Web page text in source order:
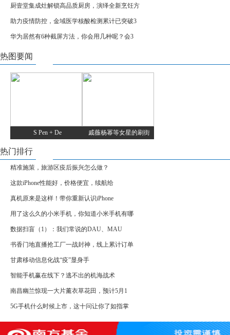
厨壹堂集成灶解锁高品质厨房，演绎全新烹饪方
助力疫情防控，金域医学核酸检测累计已突破3
华为居然有6种截屏方法，你会用几种呢？会3
热图要闻
S Pen + De 戚薇杨幂等女星的刷街
热门排行
精准施策，旅游区疫后振兴怎么做？
这款iPhone性能好，价格便宜，续航给
真机原来是这样！带你重新认识iPhone
用了这么久的小米手机，你知道小米手机有哪
数据扫盲（1）：我们常说的DAU、MAU
书香门地直播抢工厂一战封神，线上累计订单
甘肃移动信息化战“疫”显身手
智能手机赢在线下？逃不出的机海战术
南昌幽兰惊现一大片薰衣草花田，预计5月1
5G手机什么时候上市，这十问让你了如指掌